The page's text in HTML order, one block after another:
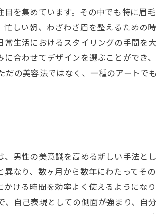
を集めています。その中でも特に眉
しい朝、わざわざ眉を整えるための
生活におけるスタイリングの手間を
合わせてデザインを選ぶことができ
の美容法ではなく、一種のアートで
男性の美意識を高める新しい手法と
なり、数ヶ月から数年にわたってそ
ける時間を効率よく使えるようにな
自己表現としての側面が強まり、自